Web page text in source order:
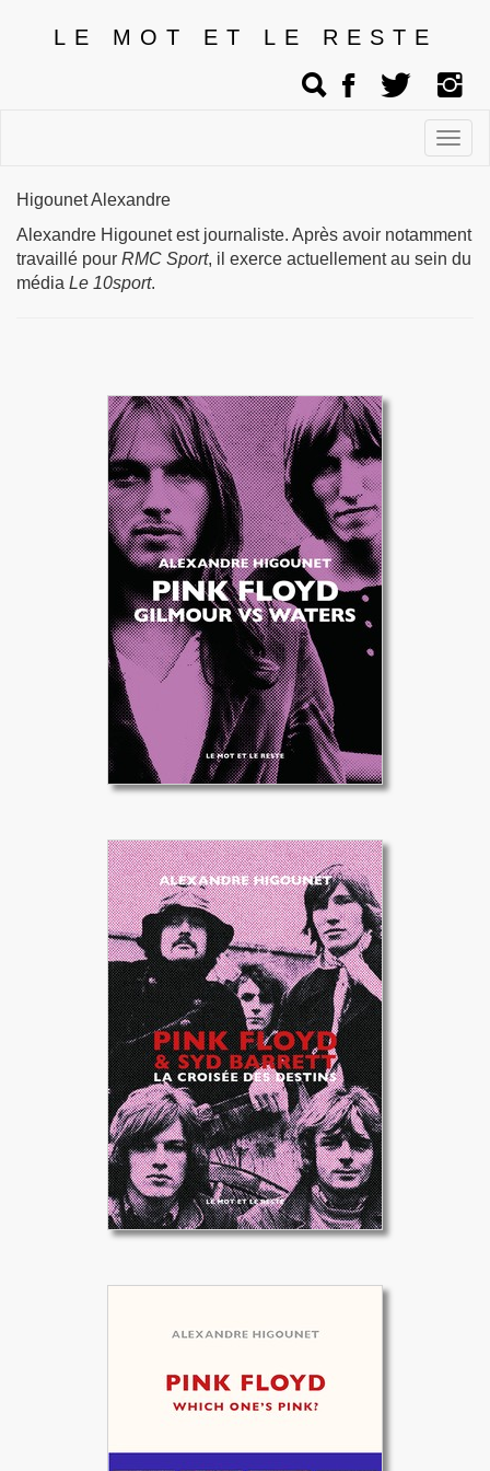
LE MOT ET LE RESTE
Higounet Alexandre
Alexandre Higounet est journaliste. Après avoir notamment
travaillé pour RMC Sport, il exerce actuellement au sein du
média Le 10sport.